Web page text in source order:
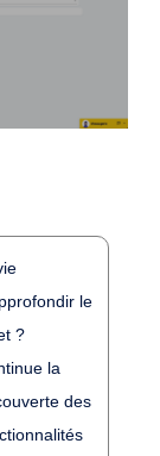
le
?
la
des